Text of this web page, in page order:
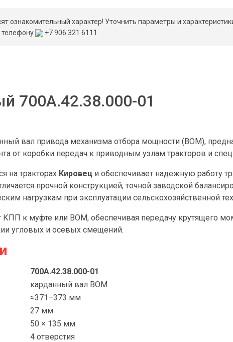
ознакомительный характер! Уточнить параметры и
+7 906 321 6111
700А.42.38.000-01
вал привода механизма отбора мощности (ВОМ),
от коробки передач к приводным узлам тракторов и
на тракторах Кировец и обеспечивает надежную работу
прочной конструкцией, точной заводской
нагрузкам при эксплуатации сельскохозяйственной
КПП к муфте или ВОМ, обеспечивая передачу крутящего
угловых и осевых смещений.
700А.42.38.000-01
карданный вал ВОМ
≈371–373 мм
27 мм
50 × 135 мм
4 отверстия